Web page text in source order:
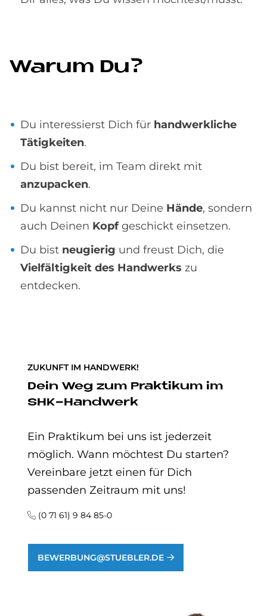
Wa­rum Du?
Du interessierst Dich für handwerkliche
Tätigkeiten.
Du bist bereit, im Team direkt mit
anzupacken.
Du kannst nicht nur Deine Hände, sondern
auch Deinen Kopfgeschickt einsetzen.
Du bist neugierig und freust Dich, die
Vielfältigkeit des Handwerks zu
entdecken.
ZUKUNFT IM HANDWERK!
Dein Weg zum Prak­ti­kum im
SHK-Hand­werk
Ein Praktikum bei uns ist jederzeit
möglich. Wann möchtest Du starten?
Vereinbare jetzt einen für Dich
passenden Zeitraum mit uns!
(0 71 61) 9 84 85-0
BEWERBUNG@STUEBLER.DE